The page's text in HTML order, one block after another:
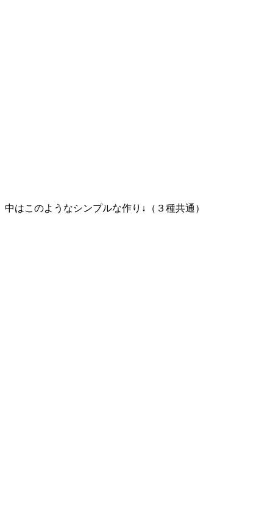
中はこのようなシンプルな作り↓（３種共通）